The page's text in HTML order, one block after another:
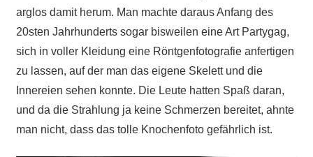
arglos damit herum. Man machte daraus Anfang des
20sten Jahrhunderts sogar bisweilen eine Art Partygag,
sich in voller Kleidung eine Röntgenfotografie anfertigen
zu lassen, auf der man das eigene Skelett und die
Innereien sehen konnte. Die Leute hatten Spaß daran,
und da die Strahlung ja keine Schmerzen bereitet, ahnte
man nicht, dass das tolle Knochenfoto gefährlich ist.